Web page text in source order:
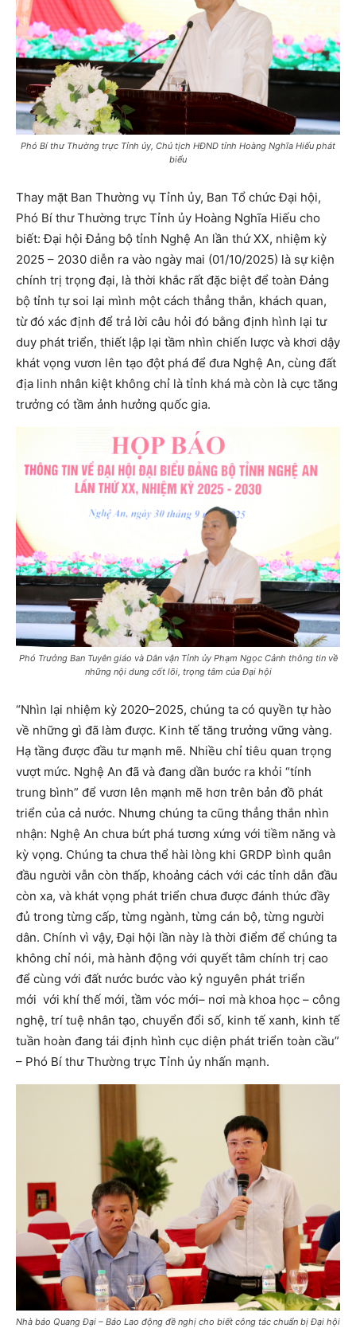
Phó Bí thư Thường trực Tỉnh ủy, Chủ tịch HĐND tỉnh Hoàng Nghĩa Hiếu phát
biểu
Thay mặt Ban Thường vụ Tỉnh ủy, Ban Tổ chức Đại hội,
Phó Bí thư Thường trực Tỉnh ủy Hoàng Nghĩa Hiếu cho
biết: Đại hội Đảng bộ tỉnh Nghệ An lần thứ XX, nhiệm kỳ
2025 – 2030 diễn ra vào ngày mai (01/10/2025) là sự kiện
chính trị trọng đại, là thời khắc rất đặc biệt để toàn Đảng
bộ tỉnh tự soi lại mình một cách thẳng thắn, khách quan,
từ đó xác định để trả lời câu hỏi đó bằng định hình lại tư
duy phát triển, thiết lập lại tầm nhìn chiến lược và khơi dậy
khát vọng vươn lên tạo đột phá để đưa Nghệ An, cùng đất
địa linh nhân kiệt không chỉ là tỉnh khá mà còn là cực tăng
trưởng có tầm ảnh hưởng quốc gia.
Phó Trưởng Ban Tuyên giáo và Dân vận Tỉnh ủy Phạm Ngọc Cảnh thông tin về
những nội dung cốt lõi, trọng tâm của Đại hội
“Nhìn lại nhiệm kỳ 2020–2025, chúng ta có quyền tự hào
về những gì đã làm được. Kinh tế tăng trưởng vững vàng.
Hạ tầng được đầu tư mạnh mẽ. Nhiều chỉ tiêu quan trọng
vượt mức. Nghệ An đã và đang dần bước ra khỏi “tính
trung bình” để vươn lên mạnh mẽ hơn trên bản đồ phát
triển của cả nước. Nhưng chúng ta cũng thẳng thắn nhìn
nhận: Nghệ An chưa bứt phá tương xứng với tiềm năng và
kỳ vọng. Chúng ta chưa thể hài lòng khi GRDP bình quân
đầu người vẫn còn thấp, khoảng cách với các tỉnh dẫn đầu
còn xa, và khát vọng phát triển chưa được đánh thức đầy
đủ trong từng cấp, từng ngành, từng cán bộ, từng người
dân. Chính vì vậy, Đại hội lần này là thời điểm để chúng ta
không chỉ nói, mà hành động với quyết tâm chính trị cao
để cùng với đất nước bước vào kỷ nguyên phát triển
mới với khí thế mới, tầm vóc mới– nơi mà khoa học – công
nghệ, trí tuệ nhân tạo, chuyển đổi số, kinh tế xanh, kinh tế
tuần hoàn đang tái định hình cục diện phát triển toàn cầu”
– Phó Bí thư Thường trực Tỉnh ủy nhấn mạnh.
Nhà báo Quang Đại – Báo Lao động đề nghị cho biết công tác chuẩn bị Đại hội